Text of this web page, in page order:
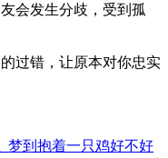
会发生分歧，受到孤
过错，让原本对你忠实
梦到抱着一只鸡好不好